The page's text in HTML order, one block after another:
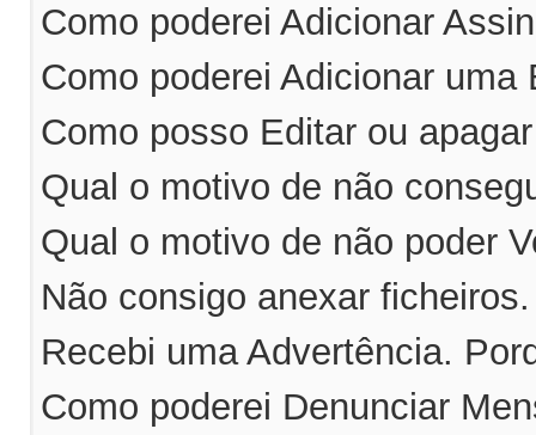
Como poderei Adicionar
Como poderei Adicionar uma
Como posso Editar ou
Qual o motivo de não
Qual o motivo de não poder
Não consigo anexar
Recebi uma Advertência.
Como poderei Denunciar